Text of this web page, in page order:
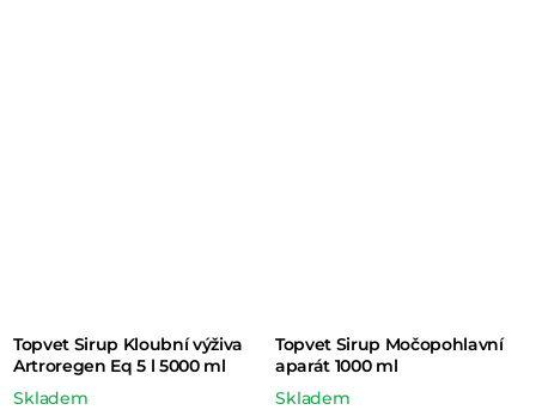
Topvet Sirup Kloubní výživa
Artroregen Eq 5 l 5000 ml
Skladem
Topvet Sirup Močopohlavní
aparát 1000 ml
Skladem